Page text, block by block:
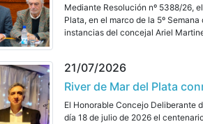
Mediante Resolución nº 5388/26,
Plata, en el marco de la 5º
instancias del concejal Ariel
21/07/2026
River de Mar del Plata
El Honorable Concejo Deliberante
día 18 de julio de 2026 el